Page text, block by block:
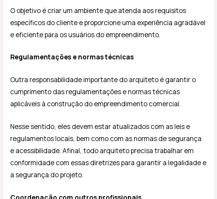
O objetivo é criar um ambiente que atenda aos requisitos
específicos do cliente e proporcione uma experiência agradável
e eficiente para os usuários do empreendimento.
Regulamentações e normas técnicas
Outra responsabilidade importante do arquiteto é garantir o
cumprimento das regulamentações e normas técnicas
aplicáveis à construção do empreendimento comercial.
Nesse sentido, eles devem estar atualizados com as leis e
regulamentos locais, bem como com as normas de segurança
e acessibilidade. Afinal, todo arquiteto precisa trabalhar em
conformidade com essas diretrizes para garantir a legalidade e
a segurança do projeto.